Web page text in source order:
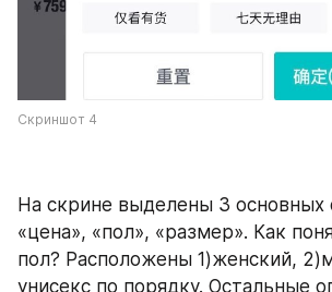
Скриншот 4
На скрине выделены 3 основных
«цена», «пол», «размер». Как
пол? Расположены 1)женский,
унисекс по порядку. Остальные